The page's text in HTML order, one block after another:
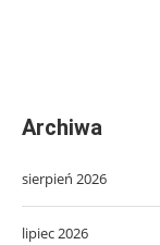
Archiwa
sierpień 2026
lipiec 2026